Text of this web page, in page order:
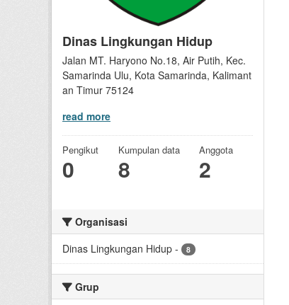
Dinas Lingkungan Hidup
Jalan MT. Haryono No.18, Air Putih, Kec.
Samarinda Ulu, Kota Samarinda, Kalimant
an Timur 75124
read more
Pengikut
0
Kumpulan data
8
Anggota
2
Organisasi
Dinas Lingkungan Hidup - 8
Grup